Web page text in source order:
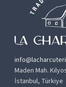
Maden Mah.
İstanbul, Türkiye